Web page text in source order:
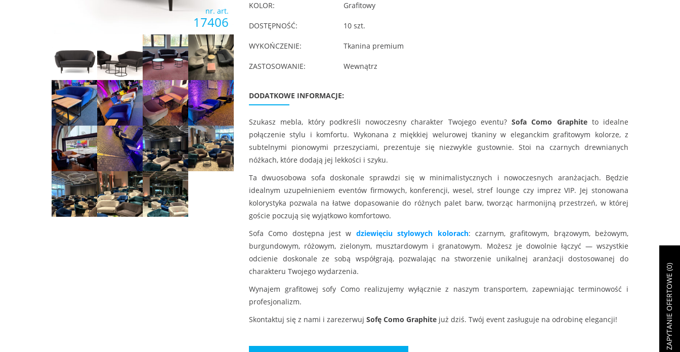
nr. art.
17406
KOLOR: Grafitowy
DOSTĘPNOŚĆ: 10 szt.
WYKOŃCZENIE: Tkanina premium
ZASTOSOWANIE: Wewnątrz
DODATKOWE INFORMACJE:
Szukasz mebla, który podkreśli nowoczesny charakter Twojego eventu? Sofa Como Graphiteto idealne
połączenie stylu i komfortu. Wykonana z miękkiej welurowej tkaniny w eleganckim grafitowym kolorze, z
subtelnymi pionowymi przeszyciami, prezentuje się niezwykle gustownie. Stoi na czarnych drewnianych
nóżkach, które dodają jej lekkości i szyku.
Ta dwuosobowa sofa doskonale sprawdzi się w minimalistycznych i nowoczesnych aranżacjach. Będzie
idealnym uzupełnieniem eventów firmowych, konferencji, wesel, stref lounge czy imprez VIP. Jej stonowana
kolorystyka pozwala na łatwe dopasowanie do różnych palet barw, tworząc harmonijną przestrzeń, w której
goście poczują się wyjątkowo komfortowo.
Sofa Como dostępna jest w dziewięciu stylowych kolorach: czarnym, grafitowym, brązowym, beżowym,
burgundowym, różowym, zielonym, musztardowym i granatowym. Możesz je dowolnie łączyć — wszystkie
odcienie doskonale ze sobą współgrają, pozwalając na stworzenie unikalnej aranżacji dostosowanej do
charakteru Twojego wydarzenia.
Wynajem grafitowej sofy Como realizujemy wyłącznie z naszym transportem, zapewniając terminowość i
profesjonalizm.
Skontaktuj się z nami i zarezerwuj Sofę Como Graphite już dziś. Twój event zasługuje na odrobinę elegancji! ZAPYTANIE OFERTOWE (
0
)